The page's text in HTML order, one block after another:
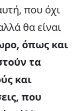
που όχι
θα είναι
όπως και
τα
και
που